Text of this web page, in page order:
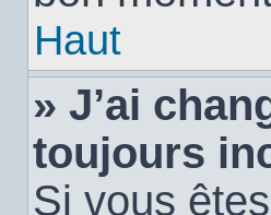
Haut
» J’ai
toujours
Si vous